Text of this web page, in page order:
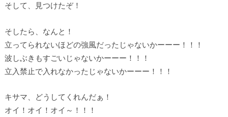
そして、見つけたぞ！
そしたら、なんと！
立ってられないほどの強風だったじゃないかーーー！！！
波しぶきもすごいじゃないかーーー！！！
立入禁止で入れなかったじゃないかーーー！！！
キサマ、どうしてくれんだぁ！
オイ！オイ！オイ～！！！